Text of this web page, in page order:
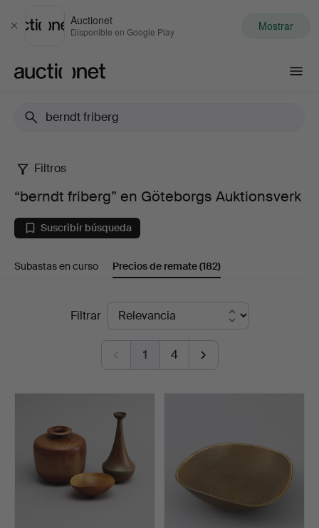
Cerrar
Auctionet
Disponible en Google Play Mostrar
“berndt
friberg”
en
Göteborgs
Auktionsverk
Filtros
“berndt friberg” en Göteborgs Auktionsverk
Suscribir búsqueda
Subastas en curso Precios de remate(182)
Filtrar
1 4